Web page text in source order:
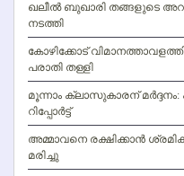
ഖലീല്‍ ബുഖാരി തങ്ങളുടെ
നടത്തി
കോഴിക്കോട്
പരാതി തള്ളി
മൂന്നാം ക്ലാസുകാരന്
റിപ്പോര്‍ട്ട്
അമ്മാവനെ രക്ഷിക്കാന്‍
മരിച്ചു